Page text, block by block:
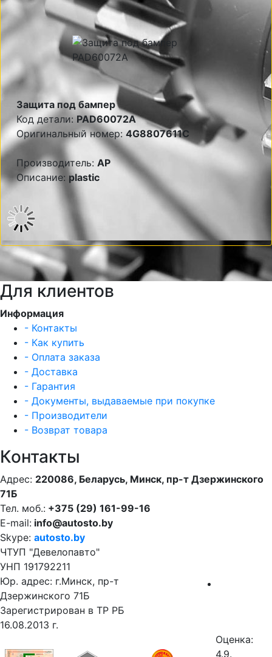
Защита под бампер
Код детали:PAD60072A
Оригинальный номер: 4G8807611C
Производитель: AP
Описание: plastic
Для клиентов
Информация
- Контакты
- Как купить
- Оплата заказа
- Доставка
- Гарантия
- Документы, выдаваемые при покупке
- Производители
- Возврат товара
Контакты
Адрес: 220086, Беларусь, Минск, пр-т Дзержинского
71Б
Тел. моб.: +375 (29) 161-99-16
E-mail: info@autosto.by
Skype: autosto.by
ЧТУП "Девелопавто"
УНП 191792211
Юр. адрес: г.Минск, пр-т
Дзержинского 71Б
Зарегистрирован в ТР РБ
16.08.2013 г.
Оценка:
4.9.